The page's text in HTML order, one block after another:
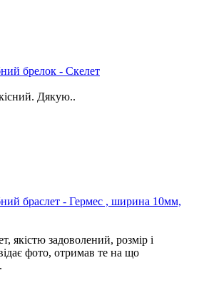
брелок - Скелет
Дякую..
браслет - Гермес , ширина 10мм,
якістю задоволений, розмір і
фото, отримав те на що